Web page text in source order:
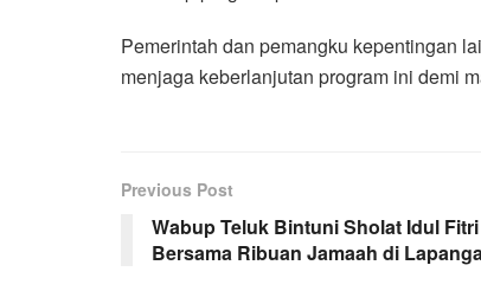
Pemerintah dan pemangku kepentingan
menjaga keberlanjutan program ini demi
Previous Post
Wabup Teluk Bintuni Sholat Idul Fitri
Bersama Ribuan Jamaah di